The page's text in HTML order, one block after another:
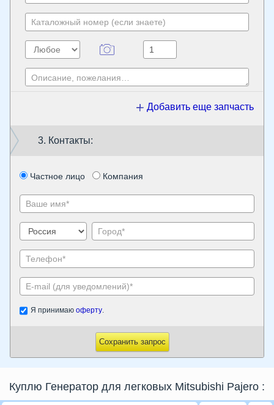
Добавить еще запчасть
3. Контакты:
Частное лицо Компания
Я принимаю оферту.
Сохранить запрос
Куплю Генератор для легковых Mitsubishi Pajero :